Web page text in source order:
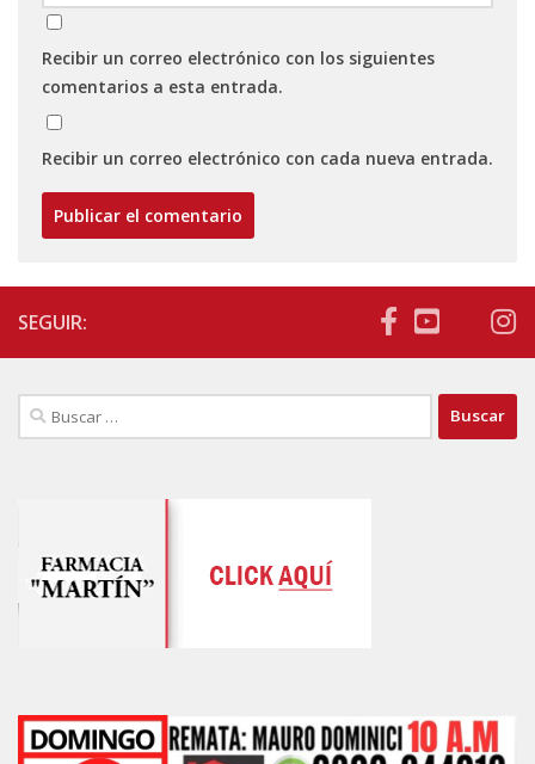
Recibir un correo electrónico con los siguientes
comentarios a esta entrada.
Recibir un correo electrónico con cada nueva entrada.
SEGUIR:
Buscar: